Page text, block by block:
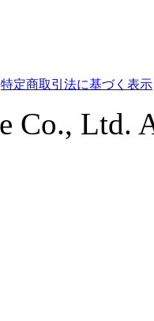
特定商取引法に基づく表示
Co., Ltd.